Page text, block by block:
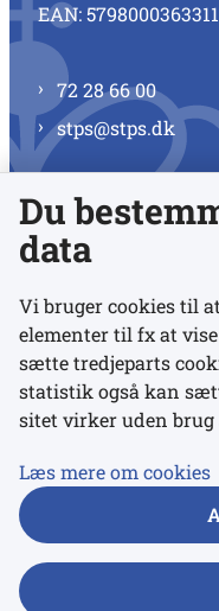
EAN: 5798000363311
72 28 66 00
stps@stps.dk
Se alle
Links
Udgivelser
Du
data
Vi bruger cookies til
elementer til fx at
sætte tredjeparts
statistik også kan
sitet virker uden brug
Læs mere om cookies